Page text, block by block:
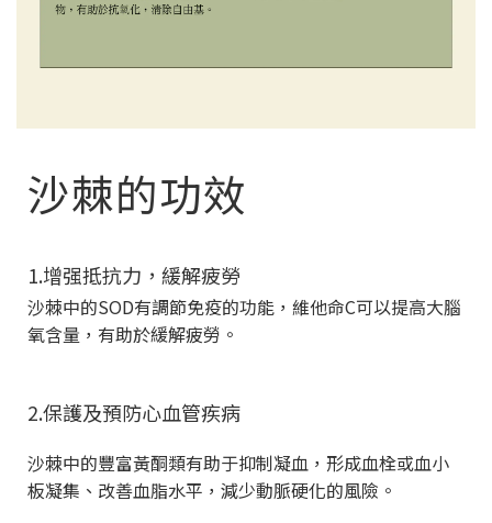
沙棘的功效
1.增强抵抗力，緩解疲勞
沙棘中的SOD有調節免疫的功能，維他命C可以提高大腦
氧含量，有助於緩解疲勞。
2.保護及預防心血管疾病
沙棘中的豐富黃酮類有助于抑制凝血，形成血栓或血小
板凝集、改善血脂水平，減少動脈硬化的風險。